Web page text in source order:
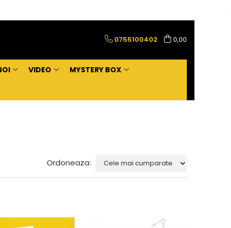
0755100402 0,00
VIDEO
MYSTERY BOX
Ordoneaza: